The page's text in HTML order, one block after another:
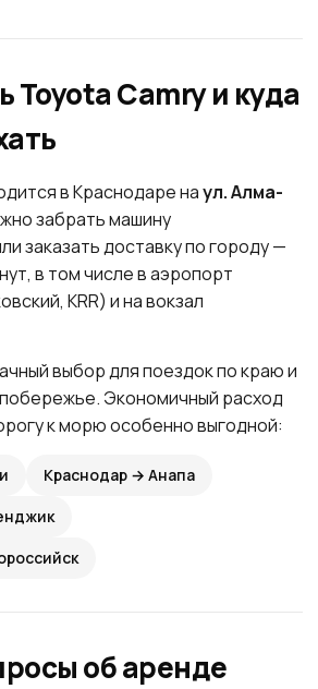
Toyota Camry и куда
в Краснодаре наул. Алма-
забрать машину
заказать доставку по городу —
в том числе в аэропорт
KRR) и на вокзал
выбор для поездок по краю и
Экономичный расход
к морю особенно выгодной:
Краснодар → Анапа
об аренде